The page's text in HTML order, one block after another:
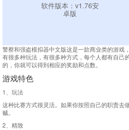
软件版本：v1.76安
卓版
警察和强盗模拟器中文版这是一款商业类的游戏
有很多种玩法，有很多种方式，每个人都有自己
的，你就可以得到相应的奖励和点数。
游戏特色
1、玩法
这种比赛方式很灵活。如果你按照自己的职责去
贼。
2、精致